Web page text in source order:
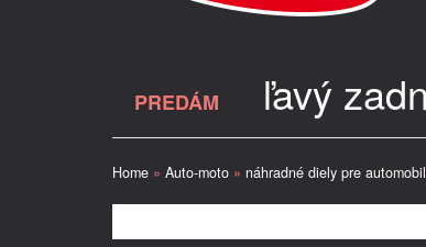
PREDÁM ľavý
Home » Auto-moto » náhradné diely pre